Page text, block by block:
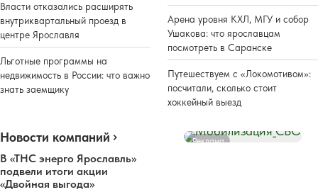
Власти отказались расширять
внутриквартальный проезд в
центре Ярославля
Льготные программы на
недвижимость в России: что важно
знать заемщику
Арена уровня КХЛ, МГУ и собор
Ушакова: что ярославцам
посмотреть в Саранске
Путешествуем с «Локомотивом»:
посчитали, сколько стоит
хоккейный выезд
Новости компаний
В «ТНС энерго Ярославль»
подвели итоги акции
«Двойная выгода»
Реклама